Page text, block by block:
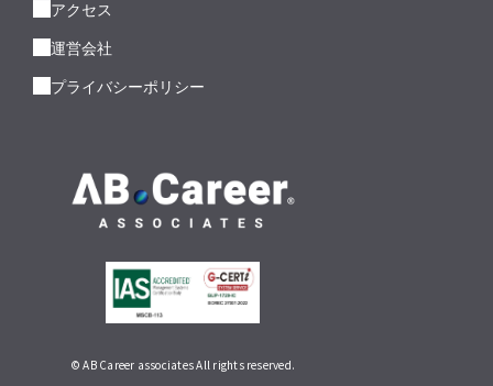
アクセス
運営会社
プライバシーポリシー
© AB Career associates All rights reserved.